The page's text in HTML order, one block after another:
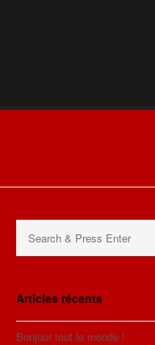
Articles récents
Bonjour tout le monde !